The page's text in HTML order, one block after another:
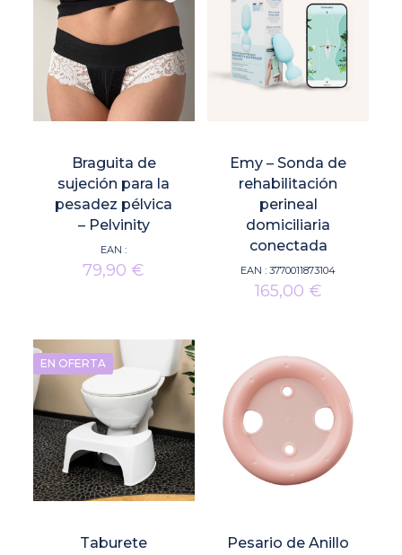
Braguita de
sujeción para la
pesadez pélvica
– Pelvinity
EAN :
79,90 €
Emy – Sonda de
rehabilitación
perineal
domiciliaria
conectada
EAN :3770011873104
165,00 €
EN OFERTA
Taburete
Pesario de Anillo